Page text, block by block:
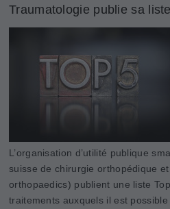
Traumatologie publie sa
L’organisation d’utilité publique
suisse de chirurgie orthopédique
orthopaedics) publient une liste
traitements auxquels il est